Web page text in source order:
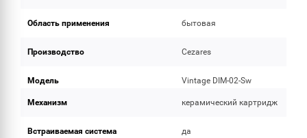
Область применения бытовая
Производство Cezares
Модель Vintage DIM-02-Sw
Механизм керамический картридж
Встраиваемая система да